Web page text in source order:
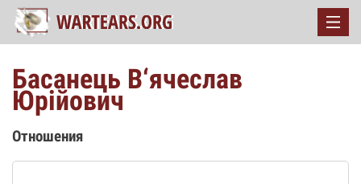
Басанець В‘ячеслав
Юрійович
Отношения